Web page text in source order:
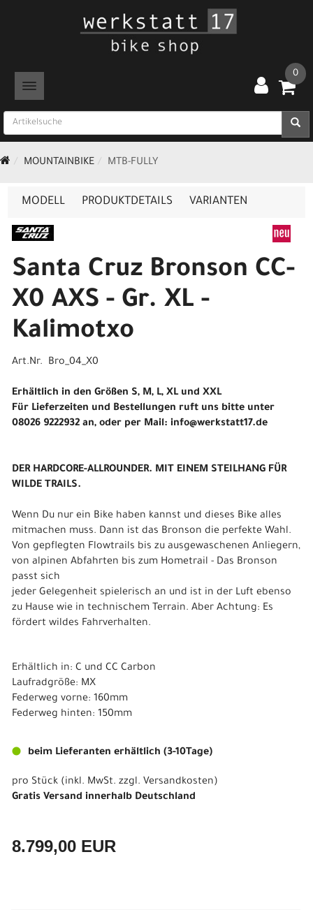
TOGGLE NAVIGATION
0
MOUNTAINBIKE MTB-FULLY
MODELL PRODUKTDETAILS VARIANTEN
Santa Cruz Bronson CC-
X0 AXS - Gr. XL -
Kalimotxo
Art.Nr. Bro_04_X0
Erhältlich in den Größen S, M, L, XL und XXL
Für Lieferzeiten und Bestellungen ruft uns bitte unter
08026 9222932 an, oder per Mail: info@werkstatt17.de
DER HARDCORE-ALLROUNDER. MIT EINEM STEILHANG FÜR
WILDE TRAILS.
Wenn Du nur ein Bike haben kannst und dieses Bike alles
mitmachen muss. Dann ist das Bronson die perfekte Wahl.
Von gepflegten Flowtrails bis zu ausgewaschenen Anliegern,
von alpinen Abfahrten bis zum Hometrail - Das Bronson
passt sich
jeder Gelegenheit spielerisch an und ist in der Luft ebenso
zu Hause wie in technischem Terrain. Aber Achtung: Es
fördert wildes Fahrverhalten.
Erhältlich in: C und CC Carbon
Laufradgröße: MX
Federweg vorne: 160mm
Federweg hinten: 150mm
beim Lieferanten erhältlich (3-10Tage)
pro Stück (inkl. MwSt. zzgl. Versandkosten)
Gratis Versand innerhalb Deutschland
8.799,00 EUR